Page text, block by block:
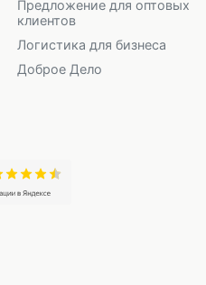
Предложение для оптовых
клиентов
Логистика для бизнеса
Доброе Дело